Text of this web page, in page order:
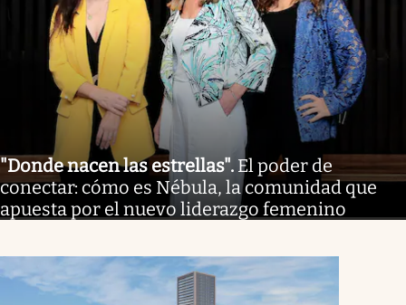
"Donde nacen las estrellas". El poder de
conectar: cómo es Nébula, la comunidad que
apuesta por el nuevo liderazgo femenino